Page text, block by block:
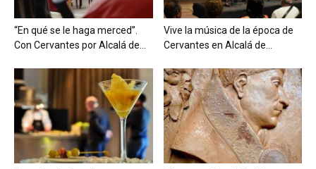
“En qué se le haga merced”.
Con Cervantes por Alcalá de...
Vive la música de la época de
Cervantes en Alcalá de...